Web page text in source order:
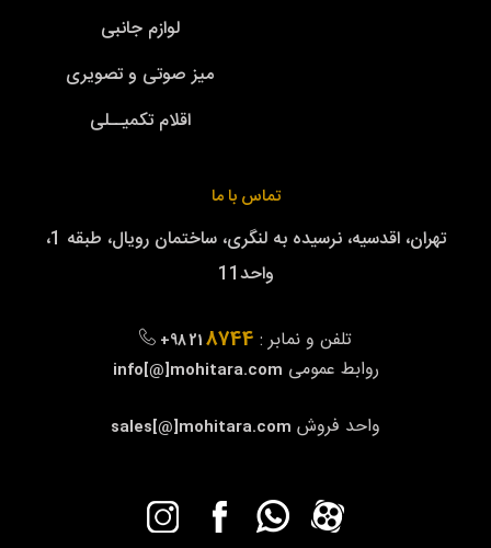
لوازم جانبی
میز صوتی و تصویری
اقلام تکمیــلی
تماس با ما
تهران، اقدسیه، نرسیده به لنگری، ساختمان رویال، طبقه 1،
واحد11
تلفن و نمابر : +98 218744
روابط عمومی info[@]mohitara.com
واحد فروش sales[@]mohitara.com